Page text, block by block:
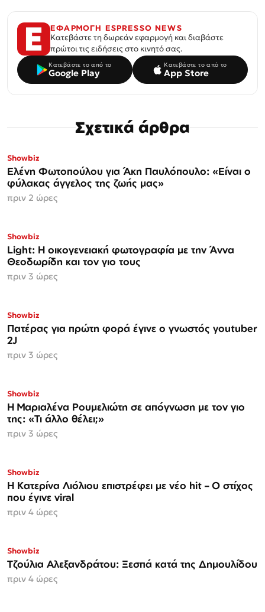
ΕΦΑΡΜΟΓΗ ESPRESSO NEWS
Κατεβάστε τη δωρεάν εφαρμογή και διαβάστε
πρώτοι τις ειδήσεις στο κινητό σας.
Κατεβάστε το από το
Google Play
Κατεβάστε το από το
App Store
Σχετικά άρθρα
Showbiz
Ελένη Φωτοπούλου για Άκη Παυλόπουλο: «Είναι ο
φύλακας άγγελος της ζωής μας»
πριν 2 ώρες
Showbiz
Light: Η οικογενειακή φωτογραφία με την Άννα
Θεοδωρίδη και τον γιο τους
πριν 3 ώρες
Showbiz
Πατέρας για πρώτη φορά έγινε ο γνωστός youtuber
2J
πριν 3 ώρες
Showbiz
H Μαριαλένα Ρουμελιώτη σε απόγνωση με τον γιο
της: «Τι άλλο θέλει;»
πριν 3 ώρες
Showbiz
Η Κατερίνα Λιόλιου επιστρέφει με νέο hit – Ο στίχος
που έγινε viral
πριν 4 ώρες
Showbiz
Τζούλια Αλεξανδράτου: Ξεσπά κατά της Δημουλίδου
πριν 4 ώρες